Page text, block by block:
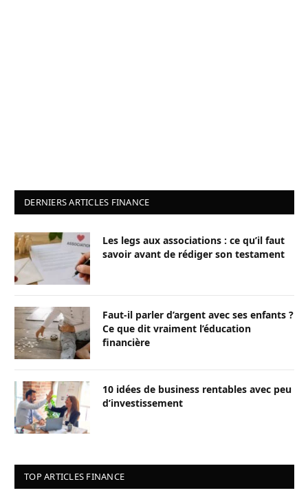
DERNIERS ARTICLES FINANCE
Les legs aux associations : ce qu’il faut
savoir avant de rédiger son testament
Faut-il parler d’argent avec ses enfants ?
Ce que dit vraiment l’éducation
financière
10 idées de business rentables avec peu
d’investissement
TOP ARTICLES FINANCE